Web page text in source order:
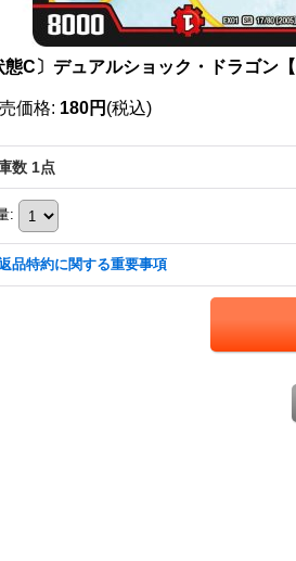
態C〕デュアルショック・ドラゴン
価格: 180円 (税込)
数 1点
:
品特約に関する重要事項